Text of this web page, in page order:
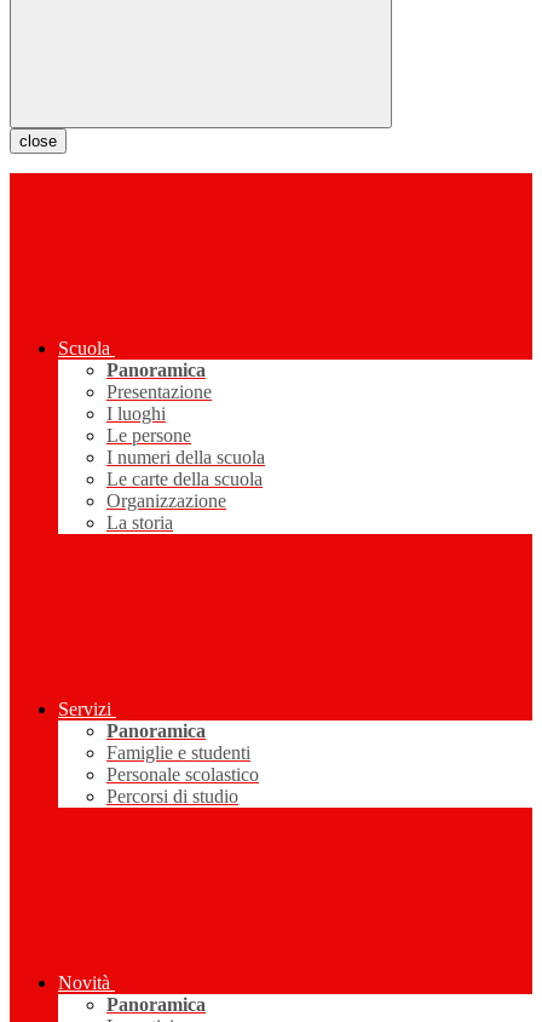
close
Scuola
Panoramica
Presentazione
I luoghi
Le persone
I numeri della scuola
Le carte della scuola
Organizzazione
La storia
Servizi
Panoramica
Famiglie e studenti
Personale scolastico
Percorsi di studio
Novità
Panoramica